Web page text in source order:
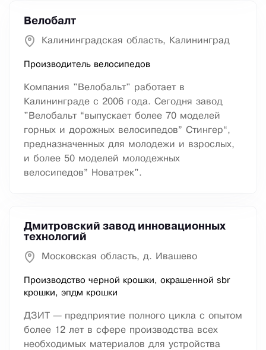
Велобалт
Калининградская область, Калининград
Производитель велосипедов
Компания "Велобальт" работает в
Калининграде с 2006 года. Сегодня завод
"Велобальт “выпускает более 70 моделей
горных и дорожных велосипедов” Стингер“,
предназначенных для молодежи и взрослых,
и более 50 моделей молодежных
велосипедов” Новатрек".
Дмитровский завод инновационных
технологий
Московская область, д. Ивашево
Производство черной крошки, окрашенной sbr
крошки, эпдм крошки
ДЗИТ — предприятие полного цикла с опытом
более 12 лет в сфере производства всех
необходимых материалов для устройства